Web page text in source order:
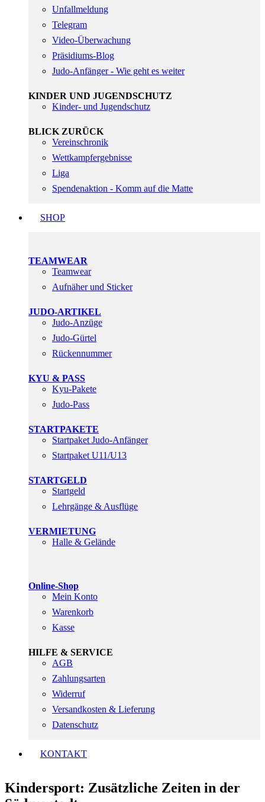
Unfallmeldung
Telegram
Video-Überwachung
Präsidiums-Blog
Judo-Anfänger - Wie geht es weiter
KINDER UND JUGENDSCHUTZ
Kinder- und Jugendschutz
BLICK ZURÜCK
Vereinschronik
Wettkampfergebnisse
Liga
Spendenaktion - Komm auf die Matte
SHOP
TEAMWEAR
Teamwear
Aufnäher und Sticker
JUDO-ARTIKEL
Judo-Anzüge
Judo-Gürtel
Rückennummer
KYU & PASS
Kyu-Pakete
Judo-Pass
STARTPAKETE
Startpaket Judo-Anfänger
Startpaket U11/U13
STARTGELD
Startgeld
Lehrgänge & Ausflüge
VERMIETUNG
Halle & Gelände
Online-Shop
Mein Konto
Warenkorb
Kasse
HILFE & SERVICE
AGB
Zahlungsarten
Widerruf
Versandkosten & Lieferung
Datenschutz
KONTAKT
Kindersport: Zusätzliche Zeiten in der